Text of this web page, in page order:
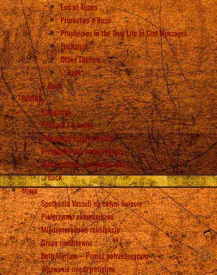
End of Times
Proroctwa o Rosji
Prophecies in the True Life in God Messages
Eucharist
Other Themes
Back
Back
BOOKS
Księgarnia
Pliki pdf i e-booki
Przeglądaj książkę online
Przeglądaj pierwotny rękopis
Niebo istnieje, ale piekło także
Back
Misja
Spotkania Vassuli na całym świecie
Pielgrzymki ekumeniczne
Międzynarodowe rekolekcje
Grupy modlitewne
Beth Myriam – Pomóż potrzebującym
Wezwanie międzyreligijne